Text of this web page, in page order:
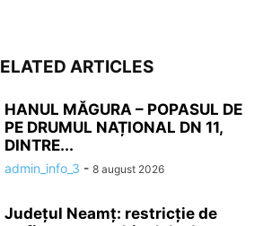
ARTICLES
HANUL MĂGURA – POPASUL DE
PE DRUMUL NAȚIONAL DN 11,
DINTRE...
admin_info_3 - 8 august 2026
Județul Neamț: restricție de